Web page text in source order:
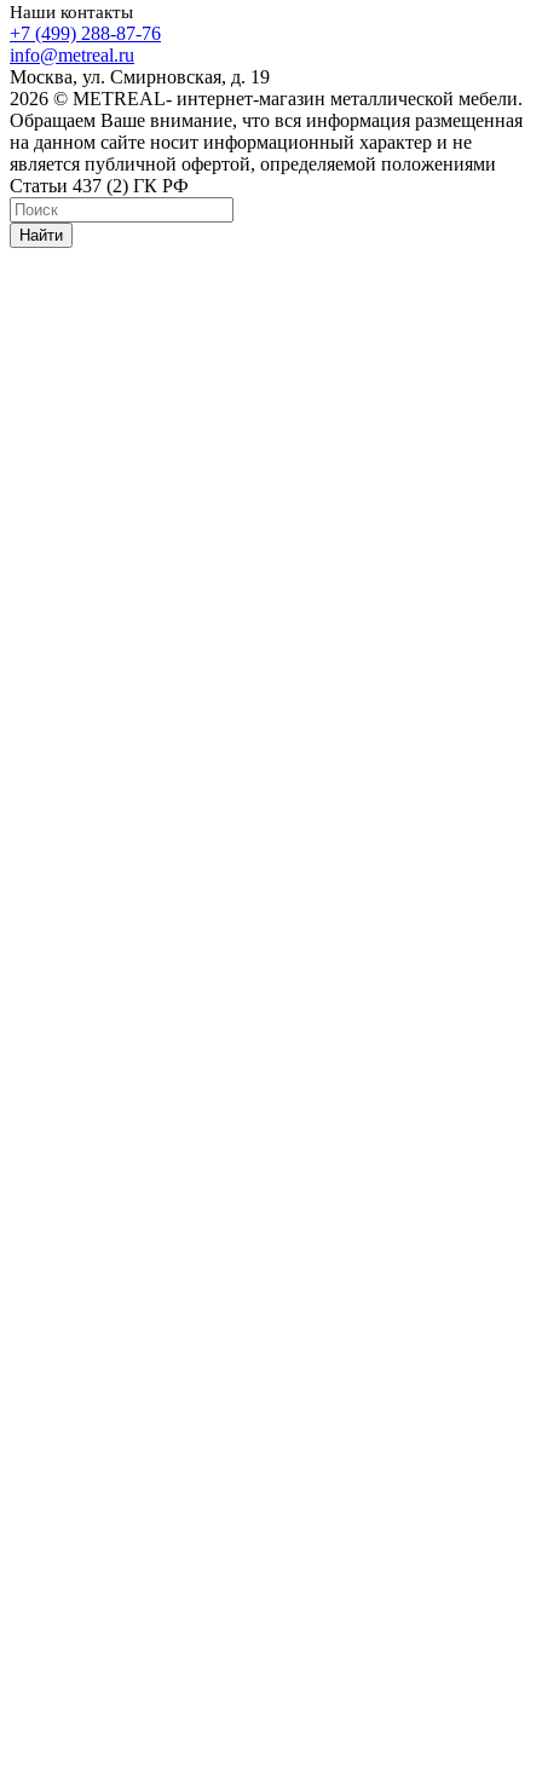
Наши контакты
+7 (499) 288-87-76
info@metreal.ru
Москва, ул. Смирновская, д. 19
2026 © METREAL- интернет-магазин металлической мебели.
Обращаем Ваше внимание, что вся информация размещенная
на данном сайте носит информационный характер и не
является публичной офертой, определяемой положениями
Статьи 437 (2) ГК РФ
Найти